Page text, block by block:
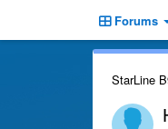
Forums
StarLine